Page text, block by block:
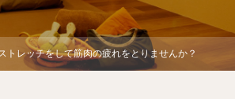
トレッチをして筋肉の疲れをとりませんか？